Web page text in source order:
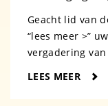
Geacht lid van
“lees meer >”
vergadering
LEES MEER